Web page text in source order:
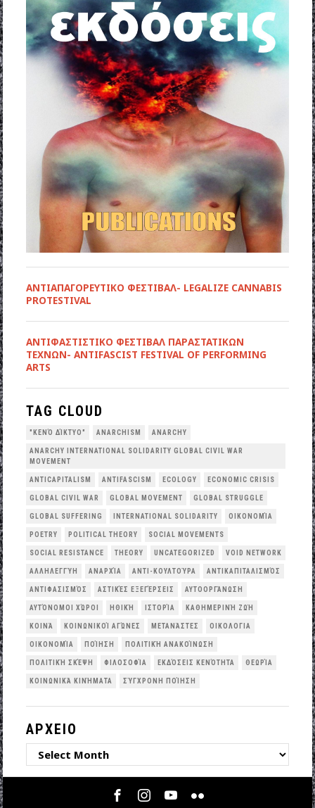
ΑΝΤΙΑΠΑΓΟΡΕΥΤΙΚΟ ΦΕΣΤΙΒΑΛ- LEGALIZE CANNABIS
PROTESTIVAL
ANTIΦΑΣΤΙΣΤΙΚΟ ΦΕΣΤΙΒΑΛ ΠΑΡΑΣΤΑΤΙΚΩΝ
ΤΕΧΝΩΝ- ANTIFASCIST FESTIVAL OF PERFORMING
ARTS
TAG CLOUD
"ΚΕΝΌ ΔΊΚΤΥΟ" ANARCHISM ANARCHY
ANARCHY INTERNATIONAL SOLIDARITY GLOBAL CIVIL WAR
MOVEMENT
ANTICAPITALISM ANTIFASCISM ECOLOGY ECONOMIC CRISIS
GLOBAL CIVIL WAR GLOBAL MOVEMENT GLOBAL STRUGGLE
GLOBAL SUFFERING INTERNATIONAL SOLIDARITY OΙΚΟΝΟΜΊΑ
POETRY POLITICAL THEORY SOCIAL MOVEMENTS
SOCIAL RESISTANCE THEORY UNCATEGORIZED VOID NETWORK
ΑΛΛΗΛΕΓΓΎΗ ΑΝΑΡΧΊΑ ΑΝΤΙ-ΚΟΥΛΤΟΎΡΑ ΑΝΤΙΚΑΠΙΤΑΛΙΣΜΌΣ
ΑΝΤΙΦΑΣΙΣΜΌΣ ΑΣΤΙΚΈΣ ΕΞΕΓΈΡΣΕΙΣ ΑΥΤΟΟΡΓΆΝΩΣΗ
ΑΥΤΌΝΟΜΟΙ ΧΏΡΟΙ ΗΘΙΚΉ ΙΣΤΟΡΊΑ ΚΑΘΗΜΕΡΙΝΉ ΖΩΉ
ΚΟΙΝΆ ΚΟΙΝΩΝΙΚΟΊ ΑΓΏΝΕΣ ΜΕΤΑΝΆΣΤΕΣ ΟΙΚΟΛΟΓΙΑ
ΟΙΚΟΝΟΜΊΑ ΠΟΊΗΣΗ ΠΟΛΙΤΙΚΉ ΑΝΑΚΟΊΝΩΣΗ
ΠΟΛΙΤΙΚΉ ΣΚΈΨΗ ΦΙΛΟΣΟΦΊΑ ΕΚΔΌΣΕΙΣ ΚΕΝΌΤΗΤΑ ΘΕΩΡΊΑ
ΚΟΙΝΩΝΙΚΆ ΚΙΝΉΜΑΤΑ ΣΎΓΧΡΟΝΗ ΠΟΊΗΣΗ
ΑΡΧΕΙΟ
ΑΡΧΕΙΟ